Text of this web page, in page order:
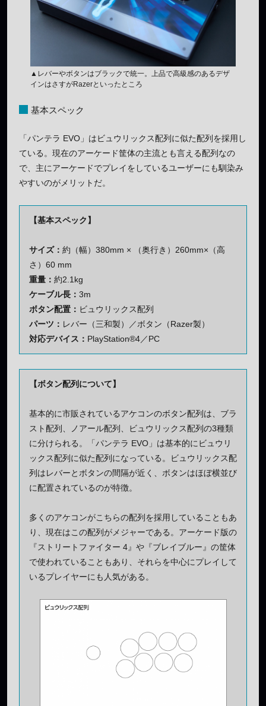
▲レバーやボタンはブラックで統一。上品で高級感のあるデザ
インはさすがRazerといったところ
基本スペック
「パンテラ EVO」はビュウリックス配列に似た配列を採用し
ている。現在のアーケード筐体の主流とも言える配列なの
で、主にアーケードでプレイをしているユーザーにも馴染み
やすいのがメリットだ。
【基本スペック】
サイズ： 約（幅）380mm × （奥行き）260mm×（高
さ）60 mm
重量： 約2.1kg
ケーブル長： 3m
ボタン配置： ビュウリックス配列
パーツ： レバー（三和製）／ボタン（Razer製）
対応デバイス： PlayStation®4／PC
【ボタン配列について】
基本的に市販されているアケコンのボタン配列は、ブラ
スト配列、ノアール配列、ビュウリックス配列の3種類
に分けられる。「パンテラ EVO」は基本的にビュウリ
ックス配列に似た配列になっている。ビュウリックス配
列はレバーとボタンの間隔が近く、ボタンはほぼ横並び
に配置されているのが特徴。
多くのアケコンがこちらの配列を採用していることもあ
り、現在はこの配列がメジャーである。アーケード版の
『ストリートファイター 4』や『ブレイブルー』の筐体
で使われていることもあり、それらを中心にプレイして
いるプレイヤーにも人気がある。